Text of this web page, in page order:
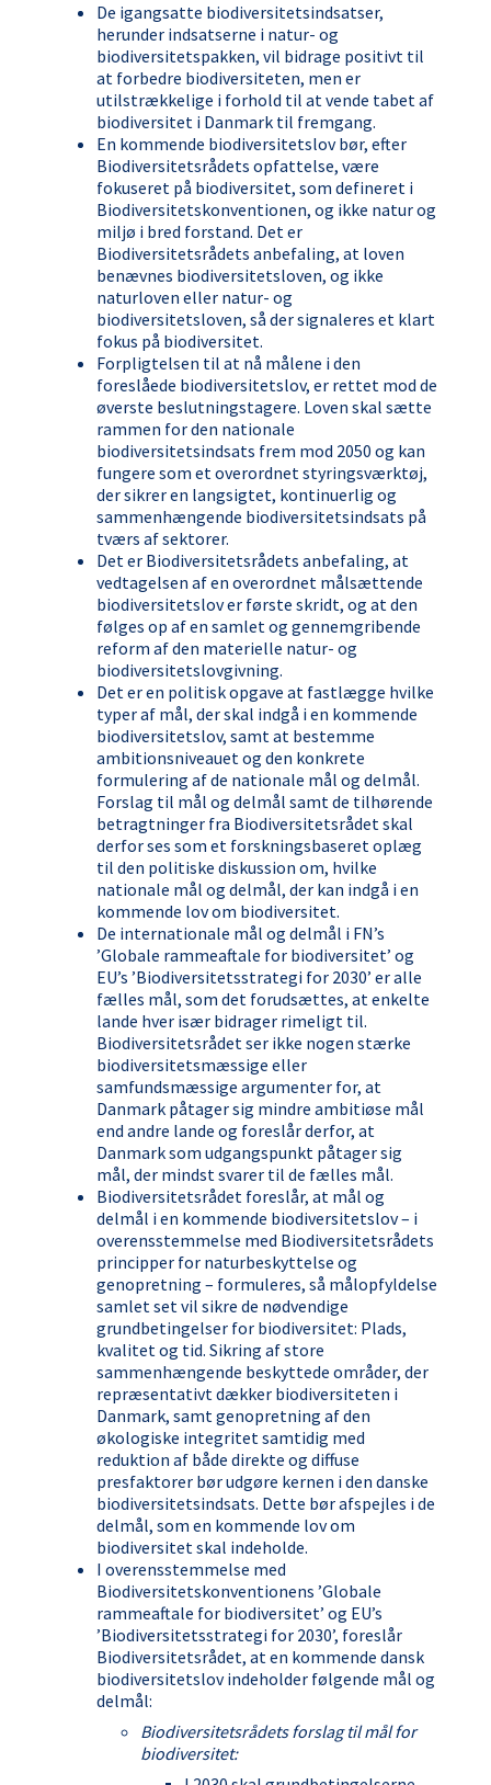
De igangsatte biodiversitetsindsatser,
herunder indsatserne i natur- og
biodiversitetspakken, vil bidrage positivt til
at forbedre biodiversiteten, men er
utilstrækkelige i forhold til at vende tabet af
biodiversitet i Danmark til fremgang.
En kommende biodiversitetslov bør, efter
Biodiversitetsrådets opfattelse, være
fokuseret på biodiversitet, som defineret i
Biodiversitetskonventionen, og ikke natur og
miljø i bred forstand. Det er
Biodiversitetsrådets anbefaling, at loven
benævnes biodiversitetsloven, og ikke
naturloven eller natur- og
biodiversitetsloven, så der signaleres et klart
fokus på biodiversitet.
Forpligtelsen til at nå målene i den
foreslåede biodiversitetslov, er rettet mod de
øverste beslutningstagere. Loven skal sætte
rammen for den nationale
biodiversitetsindsats frem mod 2050 og kan
fungere som et overordnet styringsværktøj,
der sikrer en langsigtet, kontinuerlig og
sammenhængende biodiversitetsindsats på
tværs af sektorer.
Det er Biodiversitetsrådets anbefaling, at
vedtagelsen af en overordnet målsættende
biodiversitetslov er første skridt, og at den
følges op af en samlet og gennemgribende
reform af den materielle natur- og
biodiversitetslovgivning.
Det er en politisk opgave at fastlægge hvilke
typer af mål, der skal indgå i en kommende
biodiversitetslov, samt at bestemme
ambitionsniveauet og den konkrete
formulering af de nationale mål og delmål.
Forslag til mål og delmål samt de tilhørende
betragtninger fra Biodiversitetsrådet skal
derfor ses som et forskningsbaseret oplæg
til den politiske diskussion om, hvilke
nationale mål og delmål, der kan indgå i en
kommende lov om biodiversitet.
De internationale mål og delmål i FN’s
’Globale rammeaftale for biodiversitet’ og
EU’s ’Biodiversitetsstrategi for 2030’ er alle
fælles mål, som det forudsættes, at enkelte
lande hver især bidrager rimeligt til.
Biodiversitetsrådet ser ikke nogen stærke
biodiversitetsmæssige eller
samfundsmæssige argumenter for, at
Danmark påtager sig mindre ambitiøse mål
end andre lande og foreslår derfor, at
Danmark som udgangspunkt påtager sig
mål, der mindst svarer til de fælles mål.
Biodiversitetsrådet foreslår, at mål og
delmål i en kommende biodiversitetslov – i
overensstemmelse med Biodiversitetsrådets
principper for naturbeskyttelse og
genopretning – formuleres, så målopfyldelse
samlet set vil sikre de nødvendige
grundbetingelser for biodiversitet: Plads,
kvalitet og tid. Sikring af store
sammenhængende beskyttede områder, der
repræsentativt dækker biodiversiteten i
Danmark, samt genopretning af den
økologiske integritet samtidig med
reduktion af både direkte og diffuse
presfaktorer bør udgøre kernen i den danske
biodiversitetsindsats. Dette bør afspejles i de
delmål, som en kommende lov om
biodiversitet skal indeholde.
I overensstemmelse med
Biodiversitetskonventionens ’Globale
rammeaftale for biodiversitet’ og EU’s
’Biodiversitetsstrategi for 2030’, foreslår
Biodiversitetsrådet, at en kommende dansk
biodiversitetslov indeholder følgende mål og
delmål:
Biodiversitetsrådets forslag til mål for
biodiversitet: